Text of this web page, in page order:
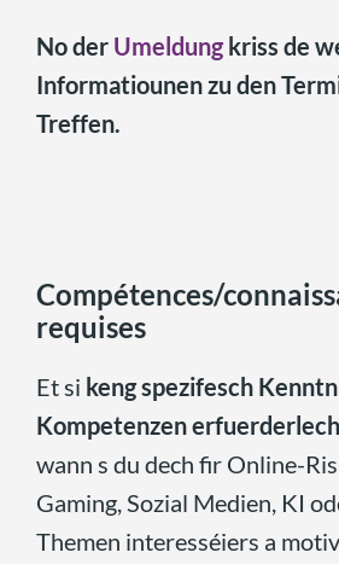
No der Umeldungkriss de
Informatiounen zu den
Treffen.
Compétences/
requises
Et si keng spezifesch
Kompetenzen erfuerderlech
wann s du dech fir Online-
Gaming, Sozial Medien, KI
Themen interesséiers a